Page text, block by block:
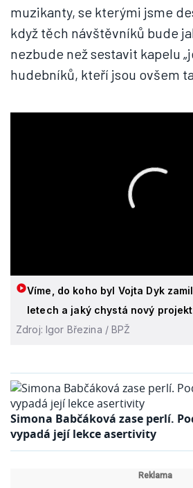
muzikanty, se kterými jsme
když těch návštěvníků bude
nezbude než sestavit kapelu
hudebníků, kteří jsou ovšem
Víme, do koho byl Vojta Dyk
letech a jaký chystá nový projekt
Zdroj: Igor Březina / BPŽ
Simona Babčáková zase perlí.
vypadá její lekce asertivity